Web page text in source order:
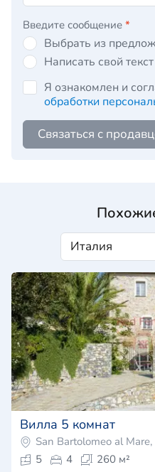
Введите сообщение *
Выбрать из
Написать свой текст
Я ознакомлен и
обработки
Связаться с
Вилла 5 комнат
San Bartolomeo al
5
4
260 м²